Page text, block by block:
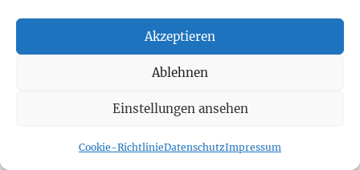
Akzeptieren
Ablehnen
Einstellungen ansehen
Cookie-RichtlinieDatenschutzImpressum